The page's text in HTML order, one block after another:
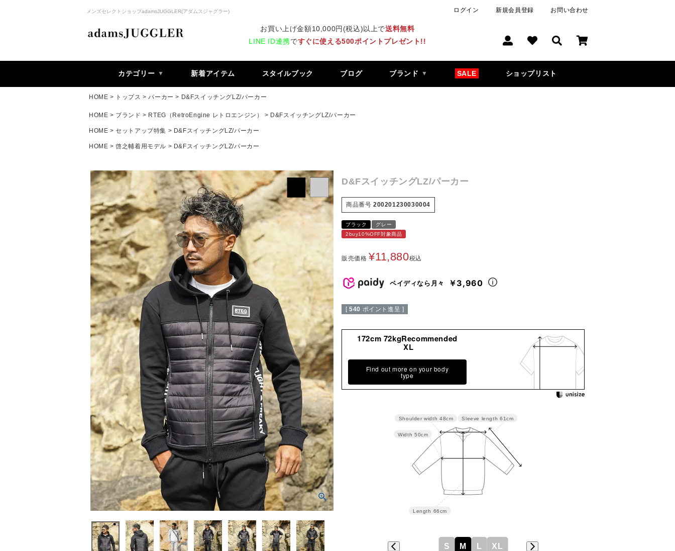
メンズセレクトショップadamsJUGGLER(アダムスジャグラー) ログイン 新規会員登録 お問い合わせ
お買い上げ金額10,000円(税込)以上で送料無料
LINE ID連携ですぐに使える500ポイントプレゼント!!
カテゴリー 新着アイテム スタイルブック ブログ ブランド SALE ショップリスト
HOME トップス パーカー D&FスイッチングLZ/パーカー
HOME ブランド RTEG（RetroEngine レトロエンジン） D&FスイッチングLZ/パーカー
HOME セットアップ特集 D&FスイッチングLZ/パーカー
HOME 啓之輔着用モデル D&FスイッチングLZ/パーカー
D&FスイッチングLZ/パーカー
商品番号 200201230030004
ブラック
グレー
2buy10%OFF対象商品
販売価格 ¥11,880税込
ペイディなら月々 ￥3,960
[ 540 ポイント進呈 ]
172cm 72kgRecommended
XL
Find out more on your body
type
Sleeve length 61cm
Length 66cm
Width 50cm
Shoulder width 48cm
S M L XL